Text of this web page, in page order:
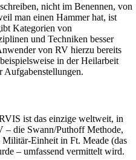
nicht im Benennen, von
man einen Hammer hat, ist
Kategorien von
und Techniken besser
von RV hierzu bereits
in der Heilarbeit
Aufgabenstellungen.
ist das einzige weltweit, in
– die Swann/Puthoff Methode,
Einheit in Ft. Meade (das
– umfassend vermittelt wird.